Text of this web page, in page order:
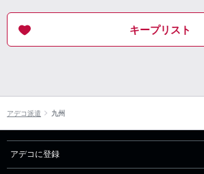
キープリスト
アデコ派遣 九州
アデコに登録